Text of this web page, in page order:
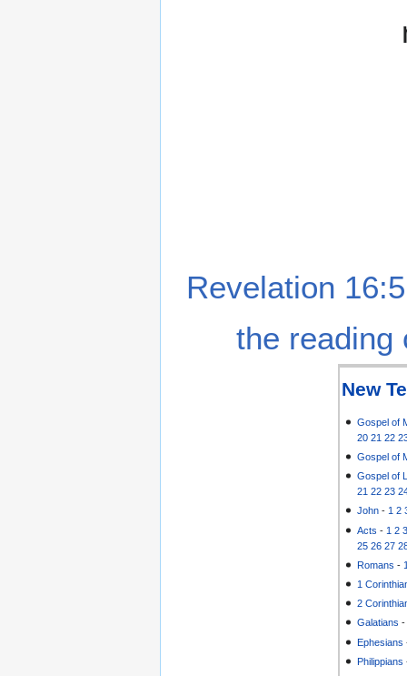
Revelation
the reading
New
Gospel of
20 21 22
Gospel of
Gospel of
21 22 23
John -1 2
Acts - 1 2
25 26 27
Romans -
1
2
Galatians
Ephesians
Philippians